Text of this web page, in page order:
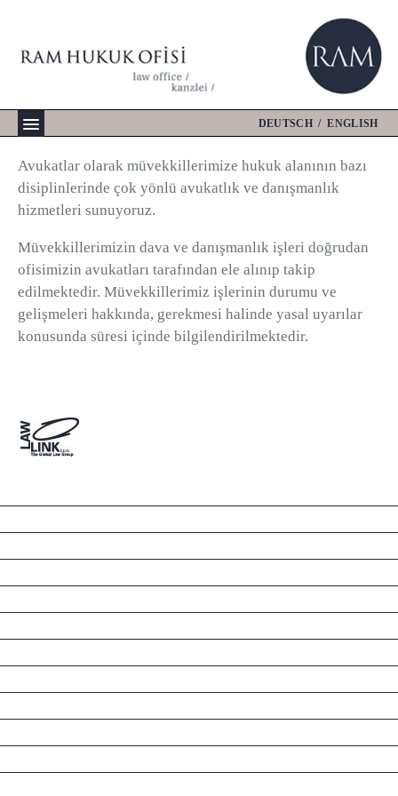
content
DEUTSCH /ENGLISH
Avukatlar olarak müvekkillerimize hukuk alanının bazı
disiplinlerinde çok yönlü avukatlık ve danışmanlık
hizmetleri sunuyoruz.
Müvekkillerimizin dava ve danışmanlık işleri doğrudan
ofisimizin avukatları tarafından ele alınıp takip
edilmektedir. Müvekkillerimiz işlerinin durumu ve
gelişmeleri hakkında, gerekmesi halinde yasal uyarılar
konusunda süresi içinde bilgilendirilmektedir.